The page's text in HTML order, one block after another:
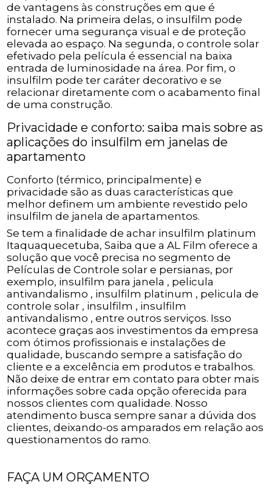
de vantagens às construções em que é
instalado. Na primeira delas, o insulfilm pode
fornecer uma segurança visual e de proteção
elevada ao espaço. Na segunda, o controle solar
efetivado pela película é essencial na baixa
entrada de luminosidade na área. Por fim, o
insulfilm pode ter caráter decorativo e se
relacionar diretamente com o acabamento final
de uma construção.
Privacidade e conforto: saiba mais sobre as
aplicações do insulfilm em janelas de
apartamento
Conforto (térmico, principalmente) e
privacidade são as duas características que
melhor definem um ambiente revestido pelo
insulfilm de janela de apartamentos.
Se tem a finalidade de achar insulfilm platinum
Itaquaquecetuba, Saiba que a AL Film oferece a
solução que você precisa no segmento de
Películas de Controle solar e persianas, por
exemplo, insulfilm para janela , pelicula
antivandalismo , insulfilm platinum , pelicula de
controle solar , insulfilm , insulfilm
antivandalismo , entre outros serviços. Isso
acontece graças aos investimentos da empresa
com ótimos profissionais e instalações de
qualidade, buscando sempre a satisfação do
cliente e a excelência em produtos e trabalhos.
Não deixe de entrar em contato para obter mais
informações sobre cada opção oferecida para
nossos clientes com qualidade. Nosso
atendimento busca sempre sanar a dúvida dos
clientes, deixando-os amparados em relação aos
questionamentos do ramo.
FAÇA UM ORÇAMENTO